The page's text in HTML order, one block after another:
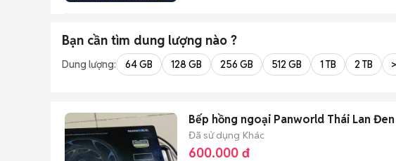
Bạn cần tìm dung lượng nào ?
Dung lượng: 64 GB 128 GB 256 GB 512 GB 1 TB 2 TB
Bếp hồng ngoại Panworld Thái Lan Đen
Đã sử dụng Khác
600.000 đ